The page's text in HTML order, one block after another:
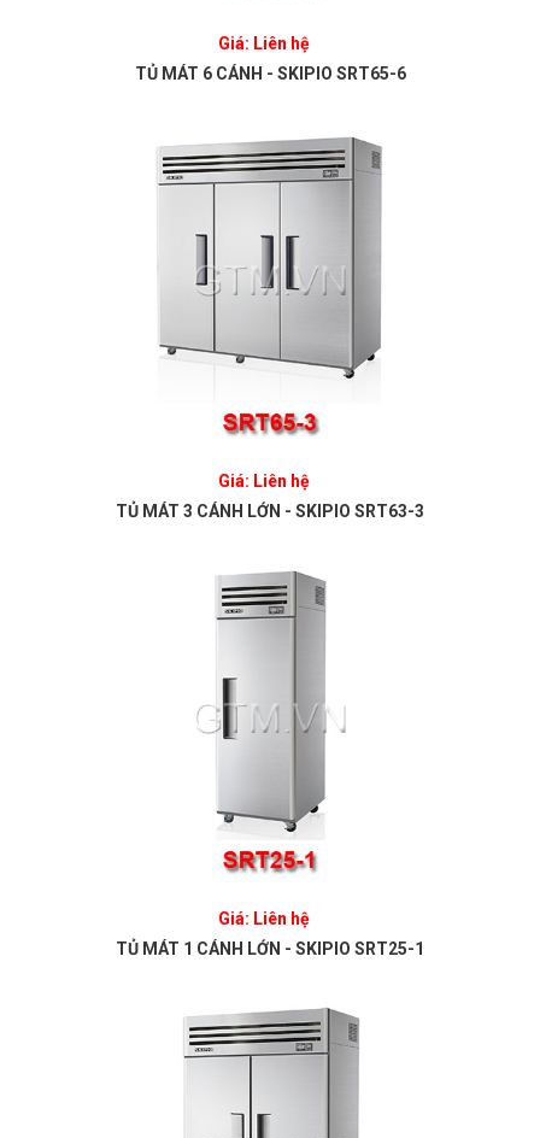
Giá: Liên hệ
TỦ MÁT 6 CÁNH - SKIPIO SRT65-6
Giá: Liên hệ
TỦ MÁT 3 CÁNH LỚN - SKIPIO SRT63-3
Giá: Liên hệ
TỦ MÁT 1 CÁNH LỚN - SKIPIO SRT25-1